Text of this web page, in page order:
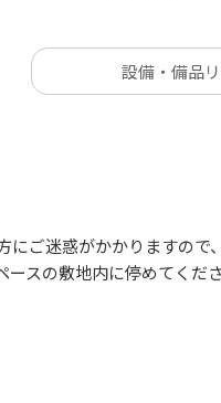
設備・備品
にご迷惑がかかりますの
ースの敷地内に停めてく
や喫煙はできません。